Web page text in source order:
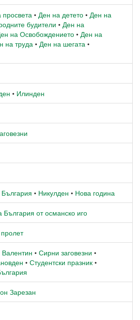
просвета • Ден на детето • Ден на
будители • Ден на
на Освобождението • Ден на
на труда• Ден на шегата •
• Илинден
• Никулден • Нова година
от османско иго
• Сирни заговезни •
• Студентски празник •
Зарезан